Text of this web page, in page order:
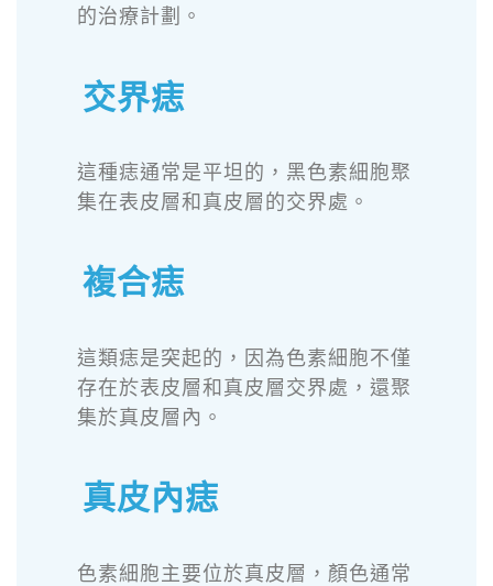
的治療計劃。
交界痣
這種痣通常是平坦的，黑色素細胞聚
集在表皮層和真皮層的交界處。
複合痣
這類痣是突起的，因為色素細胞不僅
存在於表皮層和真皮層交界處，還聚
集於真皮層內。
真皮內痣
色素細胞主要位於真皮層，顏色通常